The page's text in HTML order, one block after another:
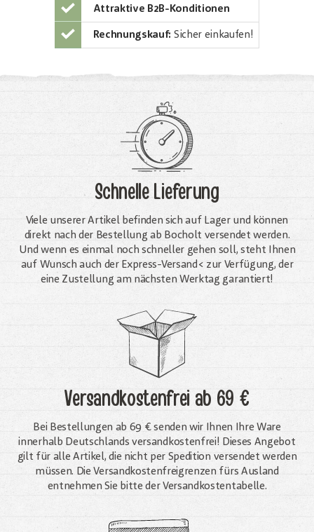
Attraktive B2B-Konditionen
Rechnungskauf: Sicher einkaufen!
Schnelle Lieferung
Viele unserer Artikel befinden sich auf Lager und können
direkt nach der Bestellung ab Bocholt versendet werden.
Und wenn es einmal noch schneller gehen soll, steht Ihnen
auf Wunsch auch der Express-Versand< zur Verfügung, der
eine Zustellung am nächsten Werktag garantiert!
Versandkostenfreiab 69 €
Bei Bestellungen ab 69 € senden wir Ihnen Ihre Ware
innerhalb Deutschlands versandkostenfrei! Dieses Angebot
gilt für alle Artikel, die nicht per Spedition versendet werden
müssen. Die Versandkosten­freigrenzen fürs Ausland
entnehmen Sie bitte der Versandkostentabelle.